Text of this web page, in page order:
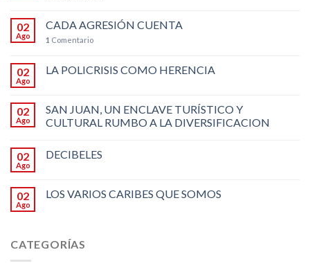
02
Ago
CADA AGRESIÓN CUENTA
1 Comentario
02
Ago
LA POLICRISIS COMO HERENCIA
02
Ago
SAN JUAN, UN ENCLAVE TURÍSTICO Y
CULTURAL RUMBO A LA DIVERSIFICACION
02
Ago
DECIBELES
02
Ago
LOS VARIOS CARIBES QUE SOMOS
CATEGORÍAS